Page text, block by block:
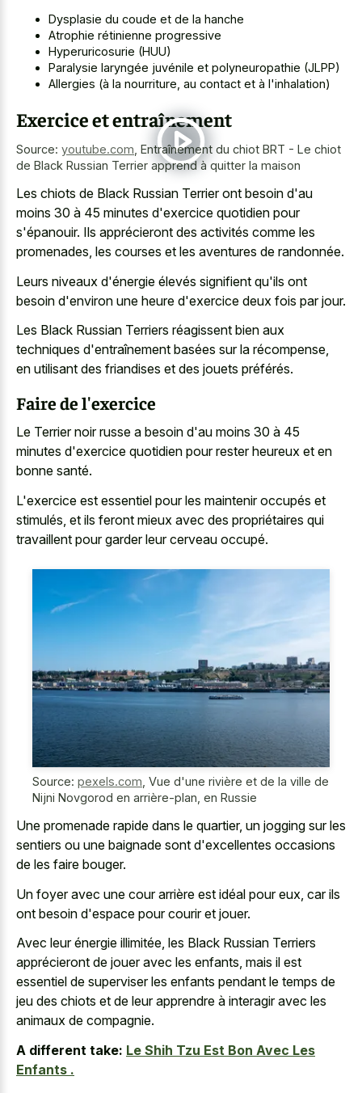
Dysplasie du coude et de la hanche
Atrophie rétinienne progressive
Hyperuricosurie (HUU)
Paralysie laryngée juvénile et polyneuropathie (JLPP)
Allergies (à la nourriture, au contact et à l'inhalation)
Exercice et entraînement
Source: youtube.com Entraînement du chiot BRT - Le chiot
de Black Russian Terrier apprend à quitter la maison
Les chiots de Black Russian Terrier ont besoin d'au
moins 30 à 45 minutes d'exercice quotidien pour
s'épanouir. Ils apprécieront des activités comme les
promenades, les courses et les aventures de randonnée.
Leurs niveaux d'énergie élevés signifient qu'ils ont
besoin d'environ une heure d'exercice deux fois par jour.
Les Black Russian Terriers réagissent bien aux
techniques d'entraînement basées sur la récompense,
en utilisant des friandises et des jouets préférés.
Faire de l'exercice
Le Terrier noir russe a besoin d'au moins 30 à 45
minutes d'exercice quotidien pour rester heureux et en
bonne santé.
L'exercice est essentiel pour les maintenir occupés et
stimulés, et ils feront mieux avec des propriétaires qui
travaillent pour garder leur cerveau occupé.
Source: pexels.com Vue d'une rivière et de la ville de
Nijni Novgorod en arrière-plan, en Russie
Une promenade rapide dans le quartier, un jogging sur les
sentiers ou une baignade sont d'excellentes occasions
de les faire bouger.
Un foyer avec une cour arrière est idéal pour eux, car ils
ont besoin d'espace pour courir et jouer.
Avec leur énergie illimitée, les Black Russian Terriers
apprécieront de jouer avec les enfants, mais il est
essentiel de superviser les enfants pendant le temps de
jeu des chiots et de leur apprendre à interagir avec les
animaux de compagnie.
A different take: Le Shih Tzu Est Bon Avec Les
Enfants .